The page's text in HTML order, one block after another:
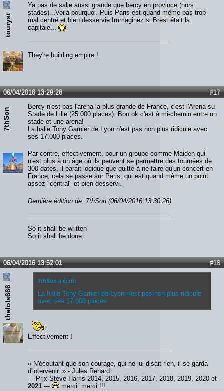
touryst
Ya pas de salle aussi grande que bercy en province (hors
stades)...Voilà pourquoi. Puis Paris est quand même pas trop
mal centré et bien desservie.Immaginez si Brest était la
capitale...
They're building empire !
#17
06/04/2016 13:29:28
7thSon
Bercy n'est pas l'arena la plus grande de France, c'est l'Arena su
Stade de Lille (25.000 places). Bon ok c'est à mi-chemin entre un
stade et une arena!
La halle Tony Garnier de Lyon n'est pas non plus ridicule avec
ses 17.000 places.
Par contre, effectivement, pour un groupe comme Maiden qui
n'est plus à un âge où ils peuvent se permettre des tournées de
300 dates, il parait logique que quitte à ne faire qu'un concert en
France, cela se passe sur Paris, qui est quand même un point
assez "central" et bien desservi.
Dernière édition de: 7thSon (06/04/2016 13:30:26)
So it shall be written
So it shall be done
#18
06/04/2016 13:52:01
thelols666
7thSon a écrit:
La halle Tony Garnier de Lyon n'est pas non plus ridicule
avec ses 17.000 places.
Effectivement !
« N'écoutant que son courage, qui ne lui disait rien, il se garda
d'intervenir. » - Jules Renard
--- Prix Steve Harris 2014, 2015, 2016, 2017, 2018, 2019, 2020 et
2021 ---
merci, merci !!!